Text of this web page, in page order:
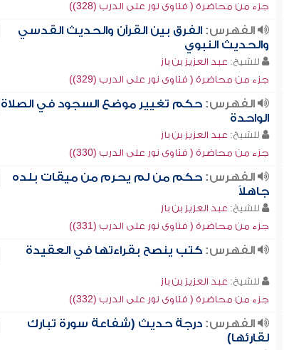
جزء من محاضرة ( فتاوى نور على الدرب (328))
الفهرس: الفرق بين القرآن والحديث القدسي
والحديث النبوي
للشيخ: عبد العزيز بن باز
جزء من محاضرة ( فتاوى نور على الدرب (329))
الفهرس: حكم تغيير موضع السجود في الصلاة
الواحدة
للشيخ: عبد العزيز بن باز
جزء من محاضرة ( فتاوى نور على الدرب (330))
الفهرس: حكم من لم يحرم من ميقات بلده
جاهلاً
للشيخ: عبد العزيز بن باز
جزء من محاضرة ( فتاوى نور على الدرب (331))
الفهرس: كتب ينصح بقراءتها في العقيدة
للشيخ: عبد العزيز بن باز
جزء من محاضرة ( فتاوى نور على الدرب (332))
الفهرس: درجة حديث (شفاعة سورة تبارك
لقارئها)